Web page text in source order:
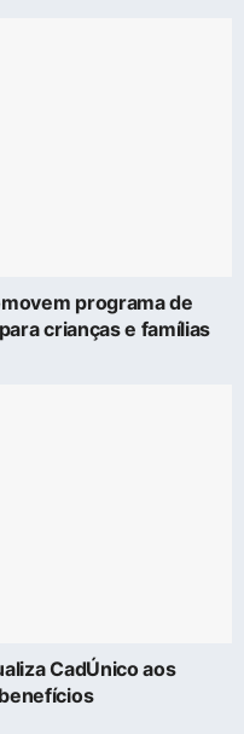
programa de
crianças e famílias
CadÚnico aos